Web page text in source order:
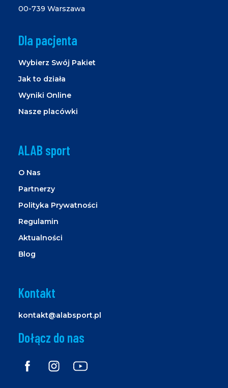
00-739 Warszawa
Dla pacjenta
Wybierz Swój Pakiet
Jak to działa
Wyniki Online
Nasze placówki
ALAB sport
O Nas
Partnerzy
Polityka Prywatności
Regulamin
Aktualności
Blog
Kontakt
kontakt@alabsport.pl
Dołącz do nas